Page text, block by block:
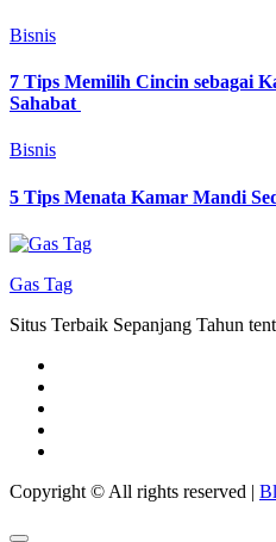
Bisnis
7 Tips Memilih Cincin sebagai
Sahabat
Bisnis
5 Tips Menata Kamar Mandi
Gas Tag
Situs Terbaik Sepanjang Tahun
Copyright © All rights reserved |